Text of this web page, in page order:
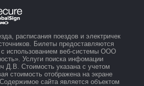
расписания поездов и электричек
Билеты предоставляются
использованием веб-системы ООО
Услуги поиска инфомации
Д.В. Стоимость указана с учетом
стоимость отображена на экране
сайта является объектом